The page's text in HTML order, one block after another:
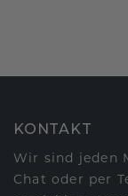
KONTAKT
Wir sind jeden
Chat oder per